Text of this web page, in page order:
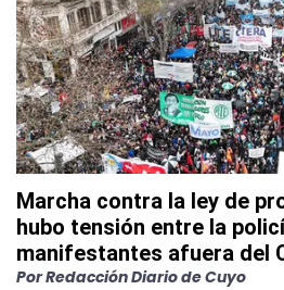
Marcha contra la ley de
hubo tensión entre la
manifestantes afuera del
PorRedacción Diario de Cuyo